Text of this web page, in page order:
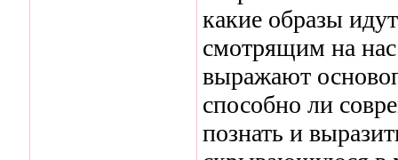
какие образы
смотрящим на
выражают
способно ли
познать и